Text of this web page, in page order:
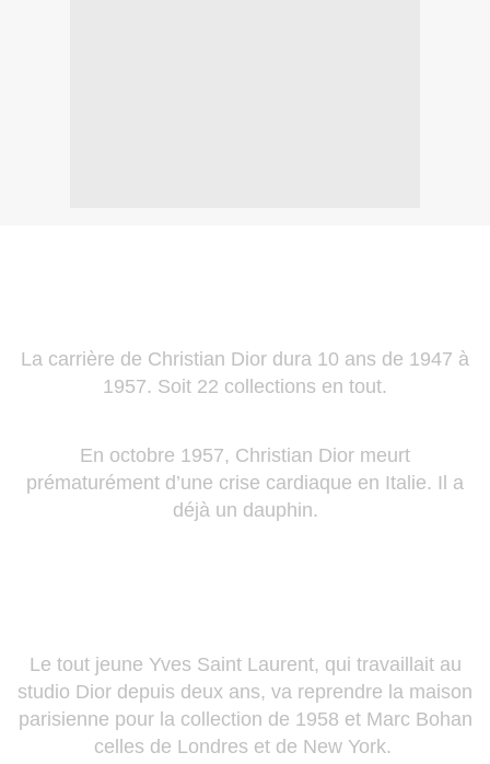
La carrière de Christian Dior dura 10 ans de 1947 à
1957. Soit 22 collections en tout.
En octobre 1957, Christian Dior meurt
prématurément d’une crise cardiaque en Italie. Il a
déjà un dauphin.
Le tout jeune Yves Saint Laurent, qui travaillait au
studio Dior depuis deux ans, va reprendre la maison
parisienne pour la collection de 1958 et Marc Bohan
celles de Londres et de New York.